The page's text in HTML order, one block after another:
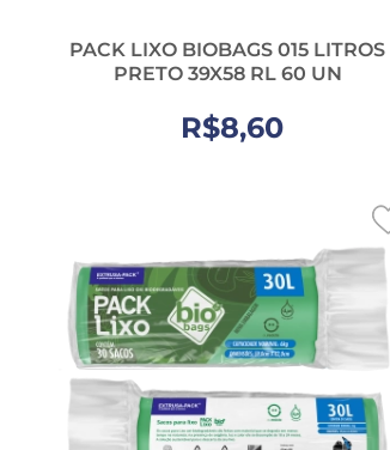
PACK LIXO BIOBAGS 015 LITROS
PRETO 39X58 RL 60 UN
R$8,60